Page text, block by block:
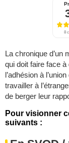
8
La chronique d’un
qui doit faire face
l’adhésion à
travailler à
de berger leur
Pour visionner
suivants :